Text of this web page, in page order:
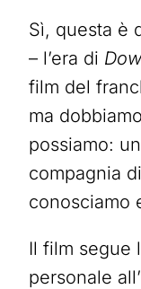
Sì, questa è
– l’era di
film del
ma
possiamo:
compagnia
conosciamo
Il film segue
personale